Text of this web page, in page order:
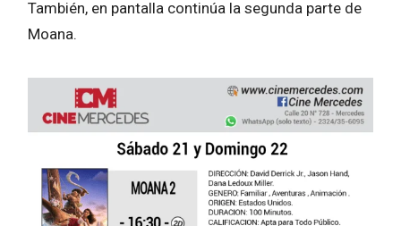
También, en pantalla continúa la segunda parte de
Moana.